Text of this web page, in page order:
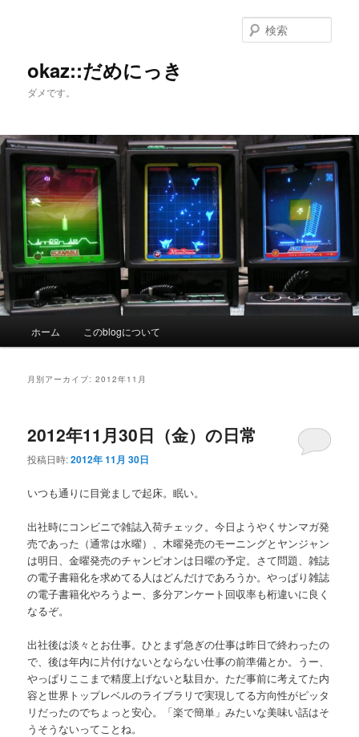
へ
移
移
動
okaz::だめにっき
ダメです。
索
ホーム このblogについて
月別アーカイブ:2012年11月
2012年11月30日（金）の日常
投稿日時:2012年 11月 30日
いつも通りに目覚ましで起床。眠い。
出社時にコンビニで雑誌入荷チェック。今日ようやくサンマガ発
売であった（通常は水曜）、木曜発売のモーニングとヤンジャン
は明日、金曜発売のチャンピオンは日曜の予定。さて問題、雑誌
の電子書籍化を求めてる人はどんだけであろうか。やっぱり雑誌
の電子書籍化やろうよー、多分アンケート回収率も桁違いに良く
なるぞ。
出社後は淡々とお仕事。ひとまず急ぎの仕事は昨日で終わったの
で、後は年内に片付けないとならない仕事の前準備とか。うー、
やっぱりここまで精度上げないと駄目か。ただ事前に考えてた内
容と世界トップレベルのライブラリで実現してる方向性がピッタ
リだったのでちょっと安心。「楽で簡単」みたいな美味い話はそ
うそうないってことね。